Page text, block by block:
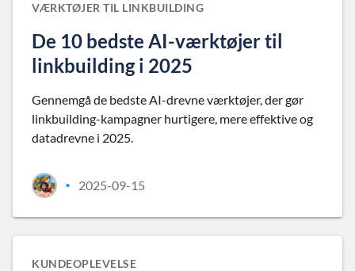
VÆRKTØJER TIL LINKBUILDING
De 10 bedste AI-værktøjer til
linkbuilding i 2025
Gennemgå de bedste AI-drevne værktøjer, der gør
linkbuilding-kampagner hurtigere, mere effektive og
datadrevne i 2025.
• 2025-09-15
KUNDEOPLEVELSE